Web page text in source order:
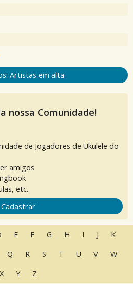
Artistas em alta
nossa Comunidade!
de Jogadores de Ukulele do
amigos
etc.
Cadastrar
E F G H I J
K
Q R S T U V
W
X
Y Z